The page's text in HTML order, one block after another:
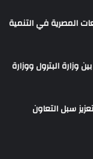
المصرية في التنمية
البترول ووزارة
سبل التعاون